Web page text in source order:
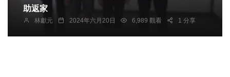
助返家
林獻元 2024年六月20日 6,989 觀看 1 分享